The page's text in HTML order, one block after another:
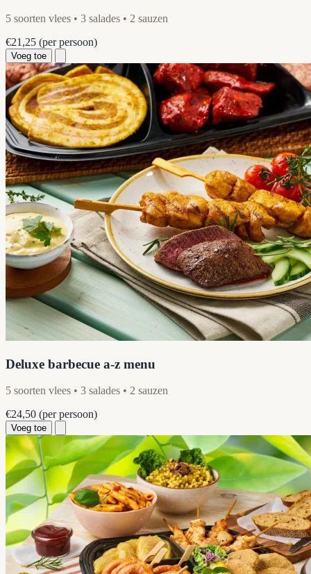
5 soorten vlees • 3 salades • 2 sauzen
€21,25 (per persoon)
Voeg toe
Deluxe barbecue a-z menu
5 soorten vlees • 3 salades • 2 sauzen
€24,50 (per persoon)
Voeg toe